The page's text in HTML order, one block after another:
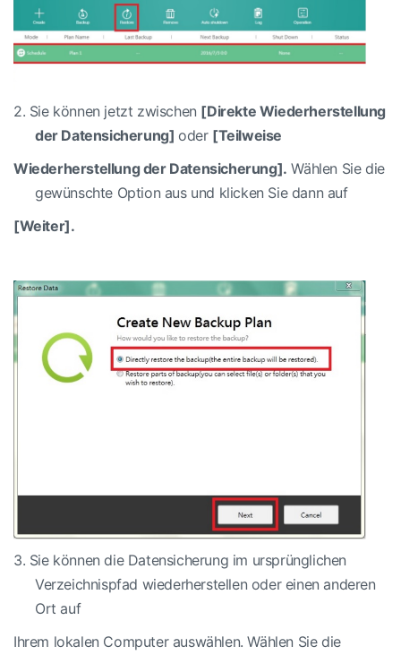
2. Sie können jetzt zwischen [Direkte Wiederherstellung
der Datensicherung]oder [Teilweise
Wiederherstellung der Datensicherung]. Wählen Sie die
gewünschte Option aus und klicken Sie dann auf
[Weiter].
3. Sie können die Datensicherung im ursprünglichen
Verzeichnispfad wiederherstellen oder einen anderen
Ort auf
Ihrem lokalen Computer auswählen. Wählen Sie die